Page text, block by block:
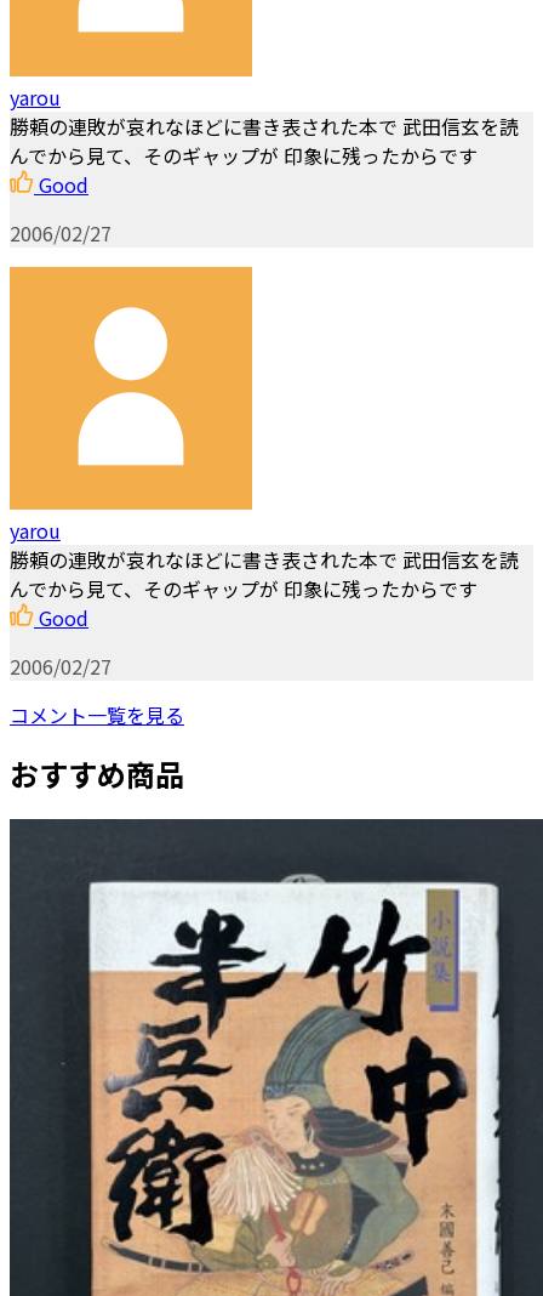
yarou
勝頼の連敗が哀れなほどに書き表された本で 武田信玄を読
んでから見て、そのギャップが 印象に残ったからです
Good
2006/02/27
yarou
勝頼の連敗が哀れなほどに書き表された本で 武田信玄を読
んでから見て、そのギャップが 印象に残ったからです
Good
2006/02/27
コメント一覧を見る
おすすめ商品